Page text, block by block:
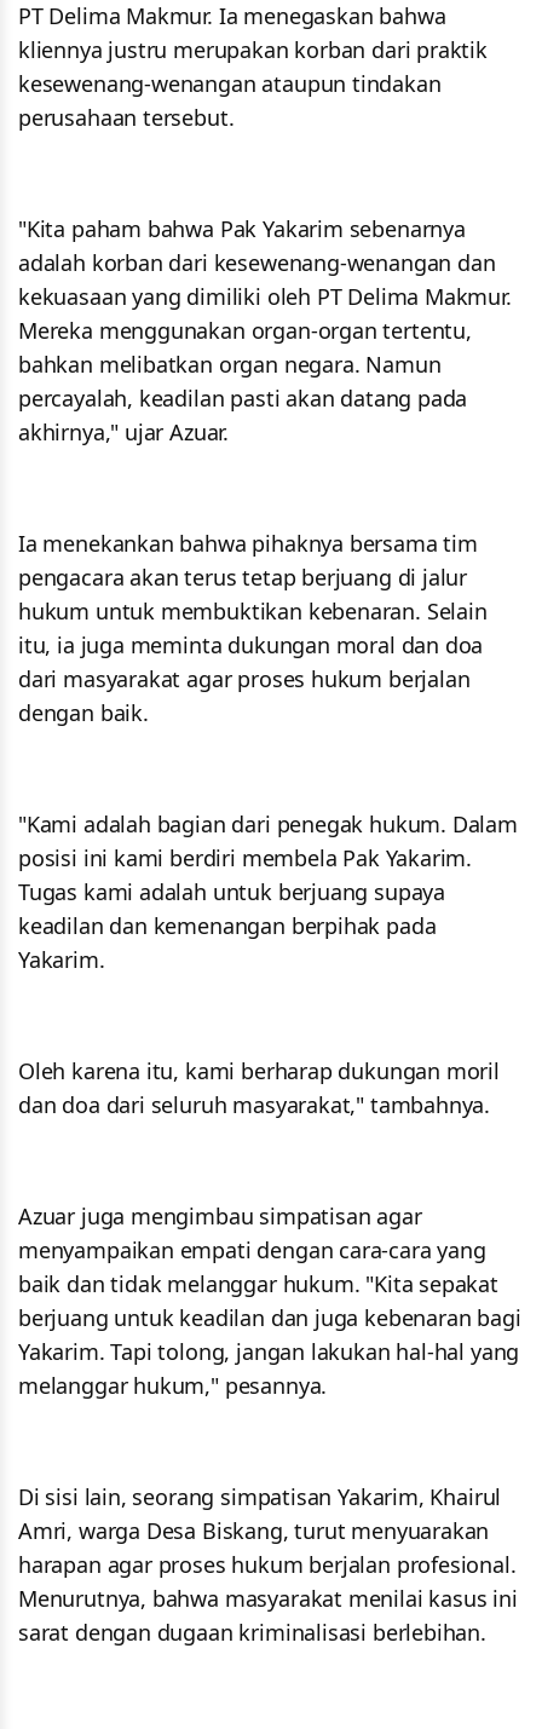
PT Delima Makmur. Ia menegaskan bahwa
kliennya justru merupakan korban dari praktik
kesewenang-wenangan ataupun tindakan
perusahaan tersebut.
"Kita paham bahwa Pak Yakarim sebenarnya
adalah korban dari kesewenang-wenangan dan
kekuasaan yang dimiliki oleh PT Delima Makmur.
Mereka menggunakan organ-organ tertentu,
bahkan melibatkan organ negara. Namun
percayalah, keadilan pasti akan datang pada
akhirnya," ujar Azuar.
Ia menekankan bahwa pihaknya bersama tim
pengacara akan terus tetap berjuang di jalur
hukum untuk membuktikan kebenaran. Selain
itu, ia juga meminta dukungan moral dan doa
dari masyarakat agar proses hukum berjalan
dengan baik.
"Kami adalah bagian dari penegak hukum. Dalam
posisi ini kami berdiri membela Pak Yakarim.
Tugas kami adalah untuk berjuang supaya
keadilan dan kemenangan berpihak pada
Yakarim.
Oleh karena itu, kami berharap dukungan moril
dan doa dari seluruh masyarakat," tambahnya.
Azuar juga mengimbau simpatisan agar
menyampaikan empati dengan cara-cara yang
baik dan tidak melanggar hukum. "Kita sepakat
berjuang untuk keadilan dan juga kebenaran bagi
Yakarim. Tapi tolong, jangan lakukan hal-hal yang
melanggar hukum," pesannya.
Di sisi lain, seorang simpatisan Yakarim, Khairul
Amri, warga Desa Biskang, turut menyuarakan
harapan agar proses hukum berjalan profesional.
Menurutnya, bahwa masyarakat menilai kasus ini
sarat dengan dugaan kriminalisasi berlebihan.